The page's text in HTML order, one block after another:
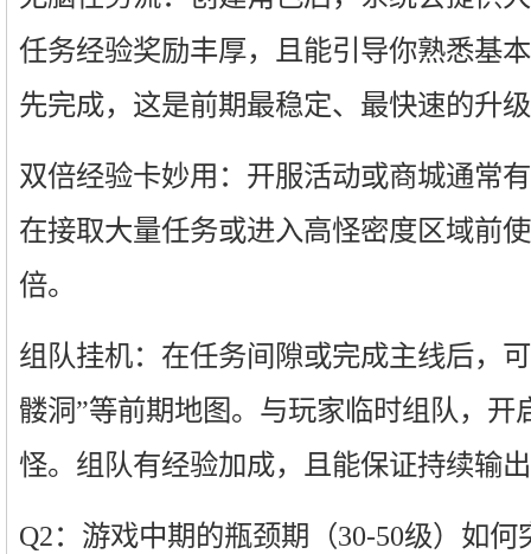
任务经验奖励丰厚，且能引导你熟悉基
先完成，这是前期最稳定、最快速的升
双倍经验卡妙用：开服活动或商城通常
在接取大量任务或进入高怪密度区域前
倍。
组队挂机：在任务间隙或完成主线后，
髅洞”等前期地图。与玩家临时组队，开
怪。组队有经验加成，且能保证持续输
Q2：游戏中期的瓶颈期（30-50级）如何